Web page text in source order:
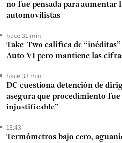
no fue pensada para aumentar
automovilistas
hace 31 min
Take-Two califica de
Auto VI pero mantiene las
hace 33 min
DC cuestiona detención de
asegura que procedimiento fue
injustificable”
13:43
Termómetros bajo cero,